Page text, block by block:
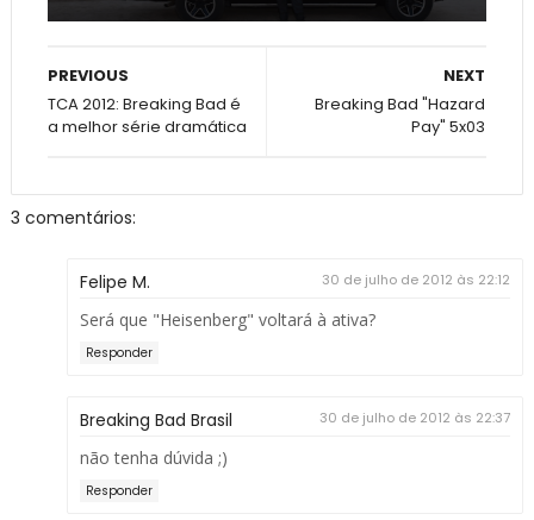
NEXT
Breaking Bad "Hazard
Pay" 5x03
PREVIOUS
TCA 2012: Breaking Bad é
a melhor série dramática
3 comentários:
Felipe M. 30 de julho de 2012 às 22:12
Será que "Heisenberg" voltará à ativa?
Responder
Breaking Bad Brasil 30 de julho de 2012 às 22:37
não tenha dúvida ;)
Responder